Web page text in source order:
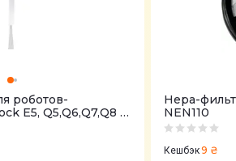
роботов-
E5, Q5,Q6,Q7,Q8 -
Series
Hepa-
NEN110
Кешбэк9 ₴